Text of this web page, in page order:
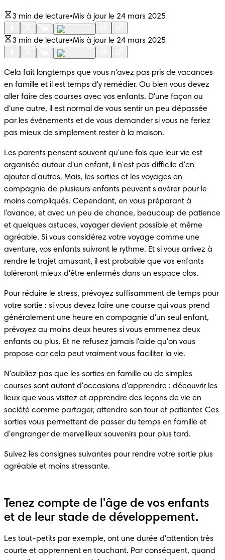
3 min de lecture•Mis à jour le 24 mars 2025
3 min de lecture•Mis à jour le 24 mars 2025
Cela fait longtemps que vous n'avez pas pris de vacances
en famille et il est temps d'y remédier. Ou bien vous devez
aller faire des courses avec vos enfants. D'une façon ou
d'une autre, il est normal de vous sentir un peu dépassée
par les événements et de vous demander si vous ne feriez
pas mieux de simplement rester à la maison.
Les parents pensent souvent qu'une fois que leur vie est
organisée autour d'un enfant, il n'est pas difficile d'en
ajouter d'autres. Mais, les sorties et les voyages en
compagnie de plusieurs enfants peuvent s'avérer pour le
moins compliqués. Cependant, en vous préparant à
l'avance, et avec un peu de chance, beaucoup de patience
et quelques astuces, voyager devient possible et même
agréable. Si vous considérez votre voyage comme une
aventure, vos enfants suivront le rythme. Et si vous arrivez à
rendre le trajet amusant, il est probable que vos enfants
toléreront mieux d'être enfermés dans un espace clos.
Pour réduire le stress, prévoyez suffisamment de temps pour
votre sortie : si vous devez faire une course qui vous prend
généralement une heure en compagnie d'un seul enfant,
prévoyez au moins deux heures si vous emmenez deux
enfants ou plus. Et ne refusez jamais l'aide qu'on vous
propose car cela peut vraiment vous faciliter la vie.
N'oubliez pas que les sorties en famille ou de simples
courses sont autant d'occasions d'apprendre : découvrir les
lieux que vous visitez et apprendre des leçons de vie en
société comme partager, attendre son tour et patienter. Ces
sorties vous permettent de passer du temps en famille et
d'engranger de merveilleux souvenirs pour plus tard.
Suivez les consignes suivantes pour rendre votre sortie plus
agréable et moins stressante.
Tenez compte de l'âge de vos enfants
et de leur stade de développement.
Les tout-petits par exemple, ont une durée d'attention très
courte et apprennent en touchant. Par conséquent, quand